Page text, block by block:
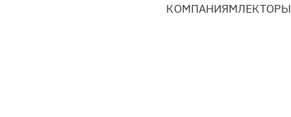
КОМПАНИЯМЛЕКТОРЫ